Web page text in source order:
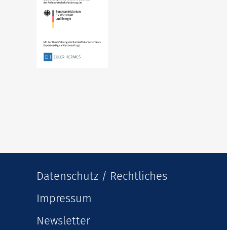
Datenschutz / Rechtliches
Impressum
Newsletter